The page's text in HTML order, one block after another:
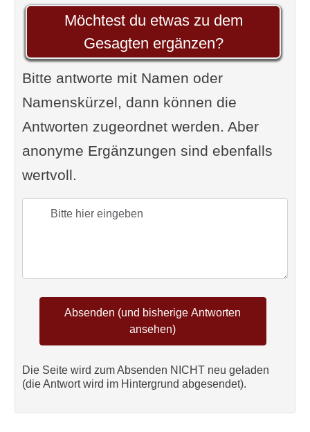
Möchtest du etwas zu dem
Gesagten ergänzen?
Bitte antworte mit Namen oder
Namenskürzel, dann können die
Antworten zugeordnet werden. Aber
anonyme Ergänzungen sind ebenfalls
wertvoll.
Die Seite wird zum Absenden NICHT neu geladen
(die Antwort wird im Hintergrund abgesendet).